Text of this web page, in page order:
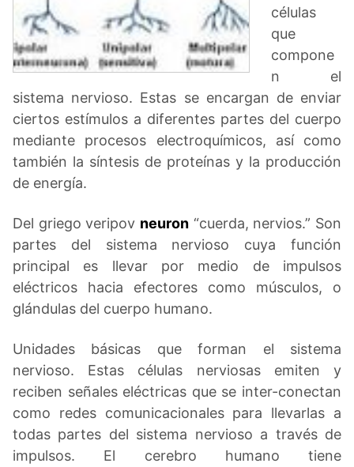
células
que
compone
n el
sistema nervioso. Estas se encargan de enviar
ciertos estímulos a diferentes partes del cuerpo
mediante procesos electroquímicos, así como
también la síntesis de proteínas y la producción
de energía.
Del griego veripov neuron “cuerda, nervios.” Son
partes del sistema nervioso cuya función
principal es llevar por medio de impulsos
eléctricos hacia efectores como músculos, o
glándulas del cuerpo humano.
Unidades básicas que forman el sistema
nervioso. Estas células nerviosas emiten y
reciben señales eléctricas que se inter-conectan
como redes comunicacionales para llevarlas a
todas partes del sistema nervioso a través de
impulsos. El cerebro humano tiene